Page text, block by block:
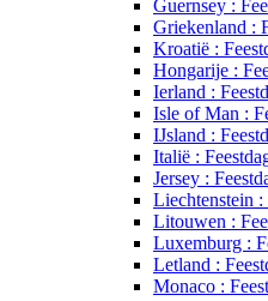
Guernsey :
Griekenland :
Kroatië :
Hongarije :
Ierland :
Isle of Man :
IJsland :
Italië :
Jersey :
Liechtenstein :
Litouwen :
Luxemburg :
Letland :
Monaco :